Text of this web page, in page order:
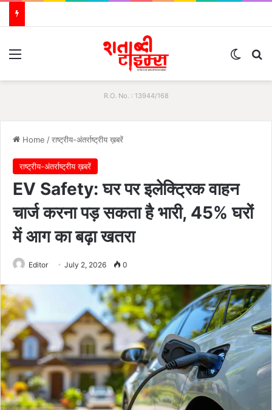
R.O. No. : 13944/168
Home /राष्ट्रीय-अंतर्राष्ट्रीय ख़बरें
राष्ट्रीय-अंतर्राष्ट्रीय ख़बरें
EV Safety: घर पर इलेक्ट्रिक वाहन
चार्ज करना पड़ सकता है भारी, 45% घरों
में आग का बढ़ा खतरा
Editor July 2, 2026 0